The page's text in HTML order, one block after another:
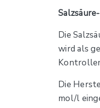
Die
wird als
Die
mol/l